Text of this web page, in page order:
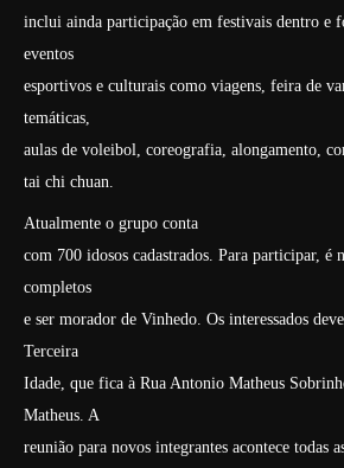
inclui ainda participação em festivais dentro e
eventos
esportivos e culturais como viagens, feira de
temáticas,
aulas de voleibol, coreografia, alongamento,
tai chi chuan.
Atualmente o grupo conta
com 700 idosos cadastrados. Para participar, é
completos
e ser morador de Vinhedo. Os interessados
Terceira
Idade, que fica à Rua Antonio Matheus
Matheus. A
reunião para novos integrantes acontece todas